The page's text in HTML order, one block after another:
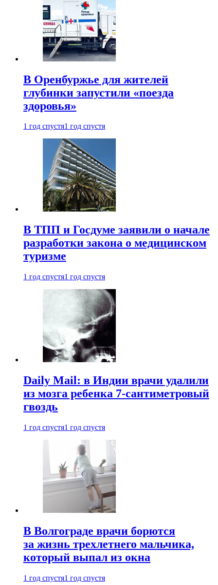
В Оренбуржье для жителей
глубинки запустили «поезда
здоровья»
1 год спустя1 год спустя
В ТПП и Госдуме заявили о начале
разработки закона о медицинском
туризме
1 год спустя1 год спустя
Daily Mail: в Индии врачи удалили
из мозга ребенка 7-сантиметровый
гвоздь
1 год спустя1 год спустя
В Волгограде врачи борются
за жизнь трехлетнего мальчика,
который выпал из окна
1 год спустя1 год спустя